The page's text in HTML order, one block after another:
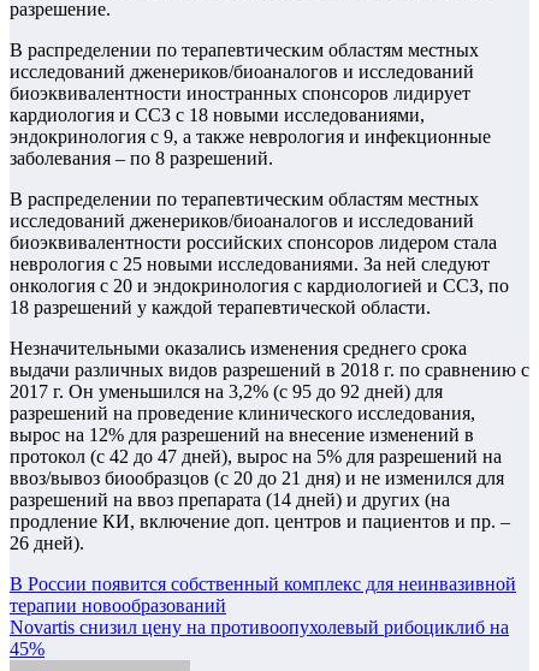
разрешение.
В распределении по терапевтическим областям местных
исследований дженериков/биоаналогов и исследований
биоэквивалентности иностранных спонсоров лидирует
кардиология и ССЗ с 18 новыми исследованиями,
эндокринология с 9, а также неврология и инфекционные
заболевания – по 8 разрешений.
В распределении по терапевтическим областям местных
исследований дженериков/биоаналогов и исследований
биоэквивалентности российских спонсоров лидером стала
неврология с 25 новыми исследованиями. За ней следуют
онкология с 20 и эндокринология с кардиологией и ССЗ, по
18 разрешений у каждой терапевтической области.
Незначительными оказались изменения среднего срока
выдачи различных видов разрешений в 2018 г. по сравнению с
2017 г. Он уменьшился на 3,2% (с 95 до 92 дней) для
разрешений на проведение клинического исследования,
вырос на 12% для разрешений на внесение изменений в
протокол (с 42 до 47 дней), вырос на 5% для разрешений на
ввоз/вывоз биообразцов (с 20 до 21 дня) и не изменился для
разрешений на ввоз препарата (14 дней) и других (на
продление КИ, включение доп. центров и пациентов и пр. –
26 дней).
Навигация
по
записям
В России появится собственный комплекс для неинвазивной
терапии новообразований
Novartis снизил цену на противоопухолевый рибоциклиб на
45%